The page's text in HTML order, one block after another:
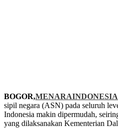
BOGOR,
sipil negara (ASN) pada seluruh
Indonesia makin dipermudah,
yang dilaksanakan Kementerian